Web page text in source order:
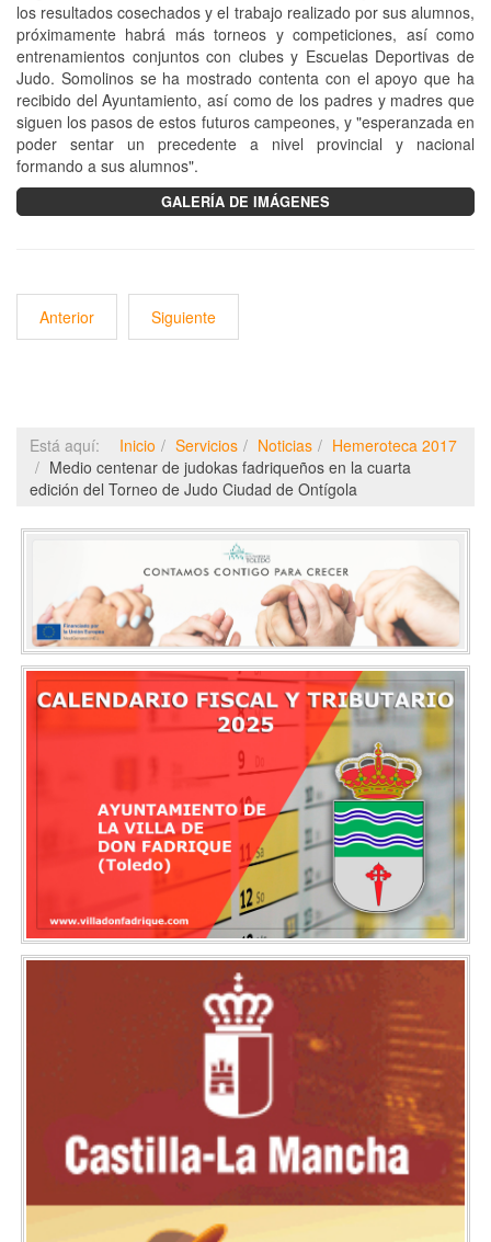
los resultados cosechados y el trabajo realizado por sus alumnos,
próximamente habrá más torneos y competiciones, así como
entrenamientos conjuntos con clubes y Escuelas Deportivas de
Judo. Somolinos se ha mostrado contenta con el apoyo que ha
recibido del Ayuntamiento, así como de los padres y madres que
siguen los pasos de estos futuros campeones, y "esperanzada en
poder sentar un precedente a nivel provincial y nacional
formando a sus alumnos".
GALERÍA DE IMÁGENES
Anterior Siguiente
Está aquí: Inicio Servicios Noticias
Hemeroteca 2017
Medio centenar de judokas fadriqueños en la cuarta
edición del Torneo de Judo Ciudad de Ontígola